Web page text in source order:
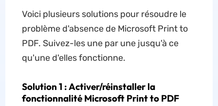
Voici plusieurs solutions pour résoudre le
problème d'absence de Microsoft Print to
PDF. Suivez-les une par une jusqu'à ce
qu'une d'elles fonctionne.
Solution 1 : Activer/réinstaller la
fonctionnalité Microsoft Print to PDF